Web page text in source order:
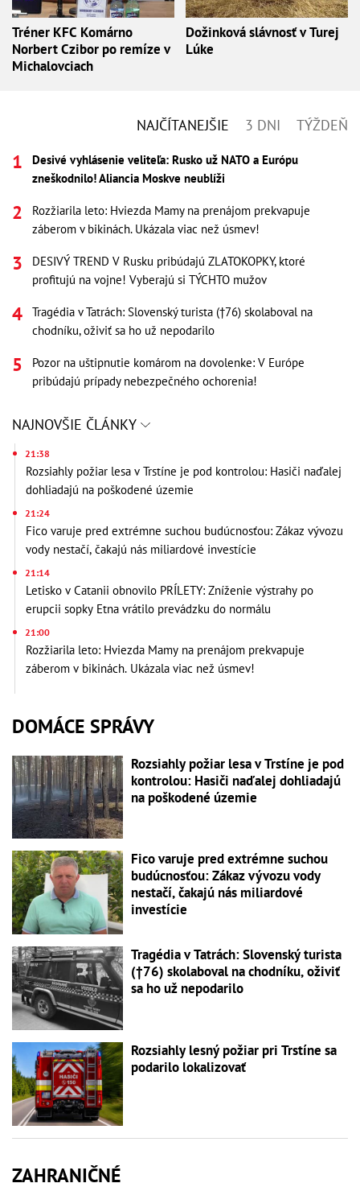
Tréner KFC Komárno
Norbert Czibor po remíze v
Michalovciach
Dožinková slávnosť v Turej
Lúke
NAJČÍTANEJŠIE 3 DNI TÝŽDEŇ
Desivé vyhlásenie veliteľa: Rusko už NATO a Európu
zneškodnilo! Aliancia Moskve neublíži
Rozžiarila leto: Hviezda Mamy na prenájom prekvapuje
záberom v bikinách. Ukázala viac než úsmev!
DESIVÝ TREND V Rusku pribúdajú ZLATOKOPKY, ktoré
profitujú na vojne! Vyberajú si TÝCHTO mužov
Tragédia v Tatrách: Slovenský turista (†76) skolaboval na
chodníku, oživiť sa ho už nepodarilo
Pozor na uštipnutie komárom na dovolenke: V Európe
pribúdajú prípady nebezpečného ochorenia!
NAJNOVŠIE ČLÁNKY
21:38
Rozsiahly požiar lesa v Trstíne je pod kontrolou: Hasiči naďalej
dohliadajú na poškodené územie
21:24
Fico varuje pred extrémne suchou budúcnosťou: Zákaz vývozu
vody nestačí, čakajú nás miliardové investície
21:14
Letisko v Catanii obnovilo PRÍLETY: Zníženie výstrahy po
erupcii sopky Etna vrátilo prevádzku do normálu
21:00
Rozžiarila leto: Hviezda Mamy na prenájom prekvapuje
záberom v bikinách. Ukázala viac než úsmev!
DOMÁCE SPRÁVY
Rozsiahly požiar lesa v Trstíne je pod
kontrolou: Hasiči naďalej dohliadajú
na poškodené územie
Fico varuje pred extrémne suchou
budúcnosťou: Zákaz vývozu vody
nestačí, čakajú nás miliardové
investície
Tragédia v Tatrách: Slovenský turista
(†76) skolaboval na chodníku, oživiť
sa ho už nepodarilo
Rozsiahly lesný požiar pri Trstíne sa
podarilo lokalizovať
ZAHRANIČNÉ